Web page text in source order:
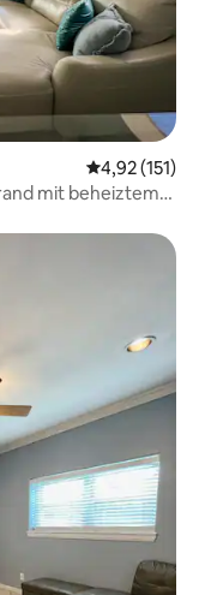
4,92 (151)
mit beheiztem